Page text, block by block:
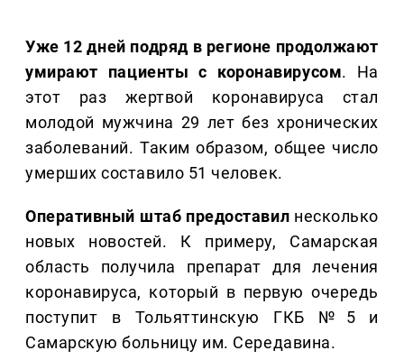
Уже 12 дней подряд в регионе продолжают
умирают пациенты с коронавирусом. На
этот раз жертвой коронавируса стал
молодой мужчина 29 лет без хронических
заболеваний. Таким образом, общее число
умерших составило 51 человек.
Оперативный штаб предоставил несколько
новых новостей. К примеру, Самарская
область получила препарат для лечения
коронавируса, который в первую очередь
поступит в Тольяттинскую ГКБ №5 и
Самарскую больницу им. Середавина.